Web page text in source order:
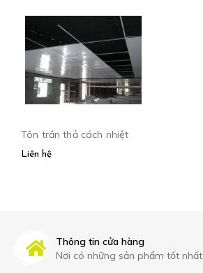
Tôn trần thả cách nhiệt
Liên hệ
Thông tin cửa hàng
Nơi có những sản phẩm tốt nhất